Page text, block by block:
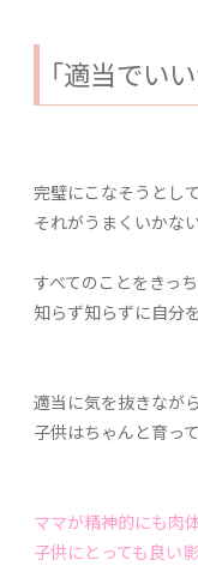
「適当でい
完璧にこなそうとして
それがうまくいかな
すべてのことをきっ
知らず知らずに自分
適当に気を抜きなが
子供はちゃんと育っ
ママが精神的にも肉
子供にとっても良い